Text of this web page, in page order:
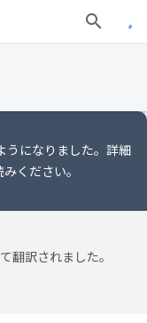
うになりました。詳細
ください。
翻訳されました。